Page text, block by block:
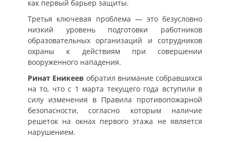
как первый барьер защиты.
Третья ключевая проблема — это безусловно
низкий уровень подготовки работников
образовательных организаций и сотрудников
охраны к действиям при совершении
вооруженного нападения.
Ринат Еникеев обратил внимание собравшихся
на то, что с 1 марта текущего года вступили в
силу изменения в Правила противопожарной
безопасности, согласно которым наличие
решеток на окнах первого этажа не является
нарушением.